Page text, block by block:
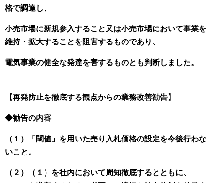
格で調達し、
小売市場に新規参入すること又は小売市場において事業を
維持・拡大することを阻害するものであり、
電気事業の健全な発達を害するものとも判断しました。
【再発防止を徹底する観点からの業務改善勧告】
◆勧告の内容
（１）「閾値」を用いた売り入札価格の設定を今後行わな
いこと。
（２）（１）を社内において周知徹底するとともに、